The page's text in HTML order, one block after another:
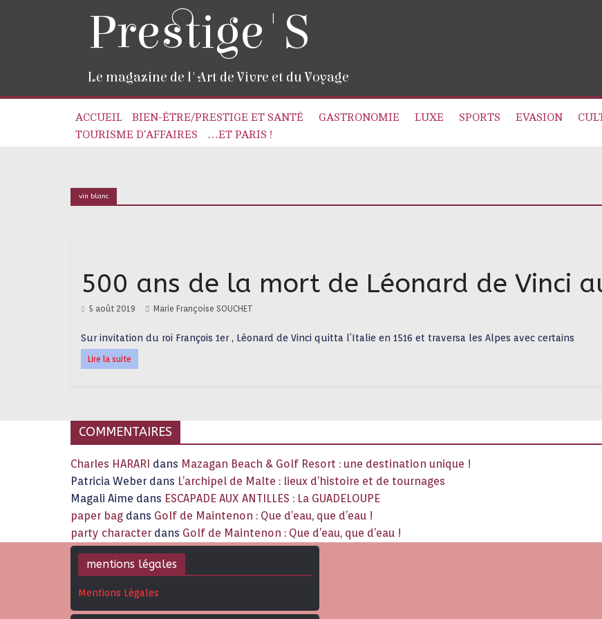
Prestige'S
Le magazine de l'Art de Vivre et du Voyage
ACCUEIL BIEN-ÊTRE/PRESTIGE ET SANTÉ GASTRONOMIE LUXE SPORTS EVASION
TOURISME D’AFFAIRES
…ET PARIS !
vin blanc
500 ans de la mort de Léonard de Vinci
5 août 2019 Marie Françoise SOUCHET
Sur invitation du roi François 1er , Léonard de Vinci quitta l’Italie en 1516 et traversa les Alpes avec certains
Lire la suite
COMMENTAIRES
Charles HARARI dans Mazagan Beach & Golf Resort : une destination unique !
Patricia Weber dans L’archipel de Malte : lieux d’histoire et de tournages
Magali Aime dans ESCAPADE AUX ANTILLES : La GUADELOUPE
paper bag dans Golf de Maintenon : Que d’eau, que d’eau !
party character dans Golf de Maintenon : Que d’eau, que d’eau !
mentions légales
Mentions Légales